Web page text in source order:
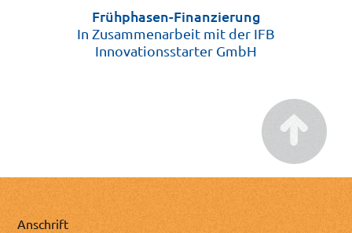
Frühphasen-Finanzierung
In Zusammenarbeit mit der IFB
Innovationsstarter GmbH
Anschrift